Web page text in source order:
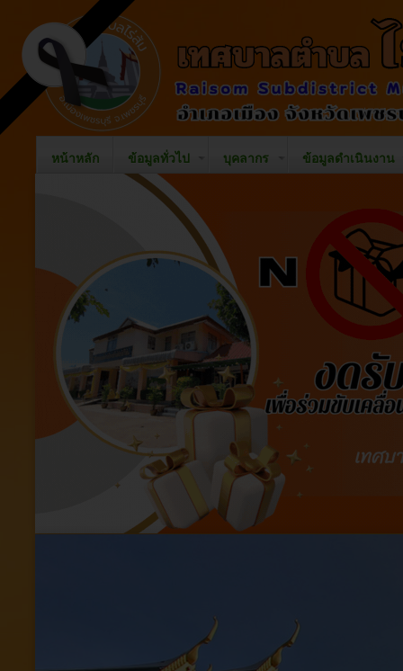
หน้าหลัก ข้อมูลทั่วไป บุคลากร ข้อมูลดำเนินงาน